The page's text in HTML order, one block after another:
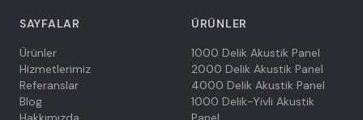
SAYFALAR
Ürünler
Hizmetlerimiz
Referanslar
Blog
ÜRÜNLER
1000 Delik Akustik Panel
2000 Delik Akustik Panel
4000 Delik Akustik Panel
1000 Delik-Yivli Akustik